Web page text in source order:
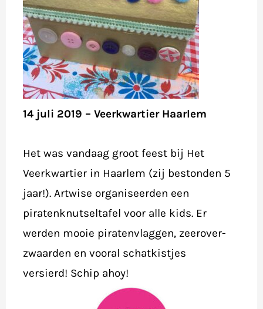
14 juli 2019 – Veerkwartier Haarlem
Het was vandaag groot feest bij Het
Veerkwartier in Haarlem (zij bestonden 5
jaar!). Artwise organiseerden een
piratenknutseltafel voor alle kids. Er
werden mooie piratenvlaggen, zeerover-
zwaarden en vooral schatkistjes
versierd! Schip ahoy!